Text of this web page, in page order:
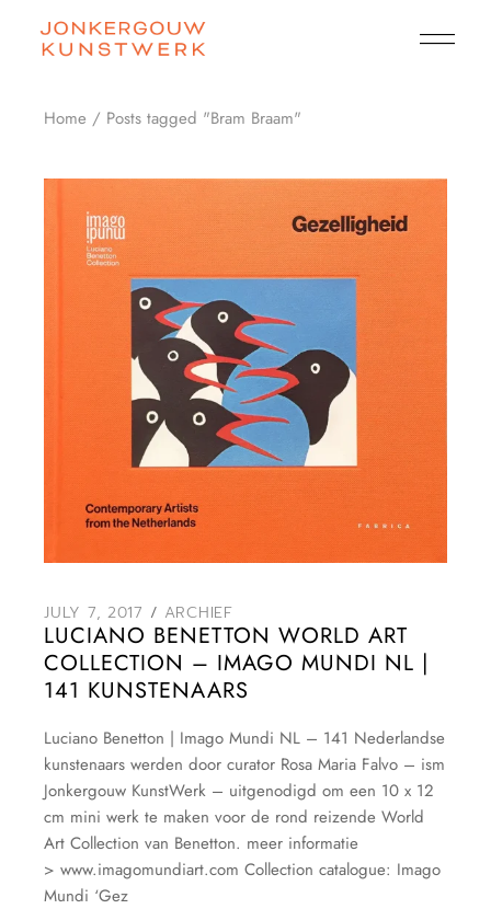
content
Home Posts tagged "Bram Braam"
JULY 7, 2017 ARCHIEF
LUCIANO BENETTON WORLD ART
COLLECTION – IMAGO MUNDI NL |
141 KUNSTENAARS
Luciano Benetton | Imago Mundi NL – 141 Nederlandse
kunstenaars werden door curator Rosa Maria Falvo – ism
Jonkergouw KunstWerk – uitgenodigd om een 10 x 12
cm mini werk te maken voor de rond reizende World
Art Collection van Benetton. meer informatie
> www.imagomundiart.com Collection catalogue: Imago
Mundi ‘Gez